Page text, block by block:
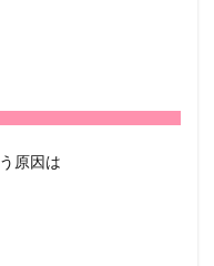
原因は